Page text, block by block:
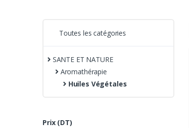
Toutes les catégories
SANTE ET NATURE
Aromathérapie
Huiles Végétales
Prix (DT)